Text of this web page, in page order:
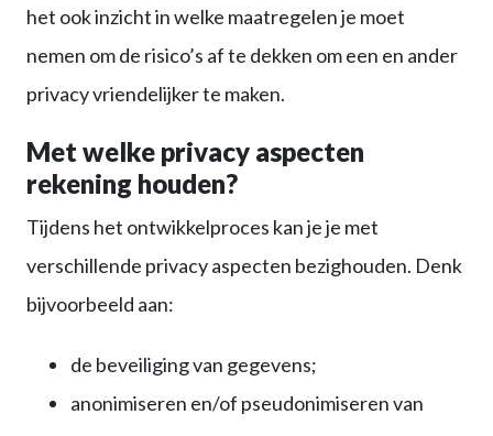
het ook inzicht in welke maatregelen je moet
nemen om de risico’s af te dekken om een en ander
privacy vriendelijker te maken.
Met welke privacy aspecten
rekening houden?
Tijdens het ontwikkelproces kan je je met
verschillende privacy aspecten bezighouden. Denk
bijvoorbeeld aan:
de beveiliging van gegevens;
anonimiseren en/of pseudonimiseren van